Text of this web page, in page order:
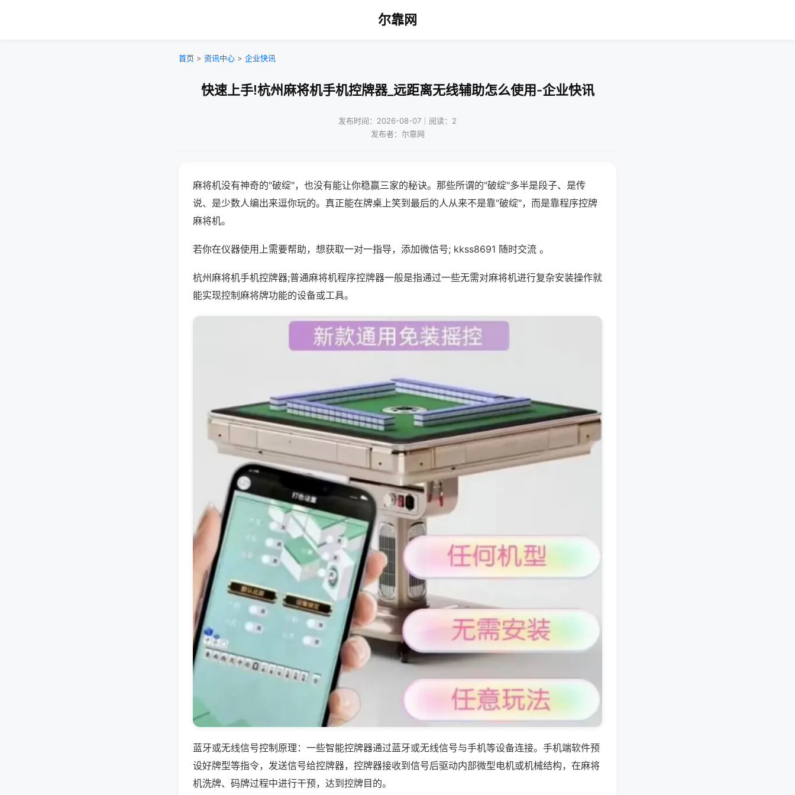
尔靠网
首页 > 资讯中心 > 企业快讯
快速上手!杭州麻将机手机控牌器_远距离无线辅助怎么使用-企业快讯
发布时间：2026-08-07｜阅读：2
发布者：尔靠网
麻将机没有神奇的"破绽"，也没有能让你稳赢三家的秘诀。那些所谓的"破绽"多半是段子、是传
说、是少数人编出来逗你玩的。真正能在牌桌上笑到最后的人从来不是靠"破绽"，而是靠程序控牌
麻将机。
若你在仪器使用上需要帮助，想获取一对一指导，添加微信号; kkss8691 随时交流 。
杭州麻将机手机控牌器;普通麻将机程序控牌器一般是指通过一些无需对麻将机进行复杂安装操作就
能实现控制麻将牌功能的设备或工具。
蓝牙或无线信号控制原理：一些智能控牌器通过蓝牙或无线信号与手机等设备连接。手机端软件预
设好牌型等指令，发送信号给控牌器，控牌器接收到信号后驱动内部微型电机或机械结构，在麻将
机洗牌、码牌过程中进行干预，达到控牌目的。